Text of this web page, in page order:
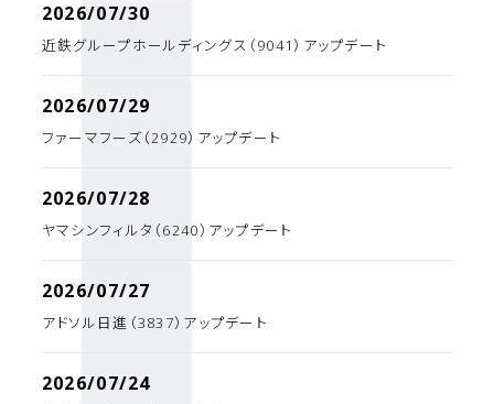
2026/07/30
近鉄グループホールディングス（9041）アップデート
2026/07/29
ファーマフーズ（2929）アップデート
2026/07/28
ヤマシンフィルタ（6240）アップデート
2026/07/27
アドソル日進（3837）アップデート
2026/07/24